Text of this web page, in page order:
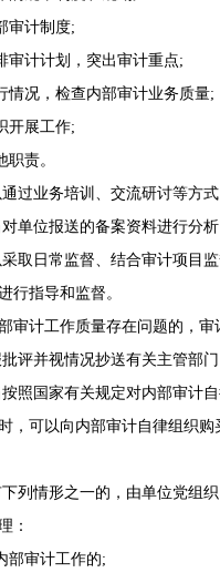
计制度;
计计划，突出审计重点;
况，检查内部审计业务质量;
展工作;
责。
业务培训、交流研讨等方式
位报送的备案资料进行分析
日常监督、结合审计项目监
行指导和监督。
计工作质量存在问题的，审
评并视情况抄送有关主管部
国家有关规定对内部审计自
，可以向内部审计自律组织购
情形之一的，由单位党组织
：
审计工作的;